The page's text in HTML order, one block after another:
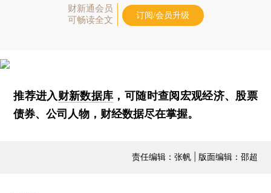
财新通会员
可畅读全文
订阅/会员升级
推荐进入财新数据库 ，可随时查阅宏观经济、股票
债券、公司人物，财经数据尽在掌握。
责任编辑：张帆 | 版面编辑：邵超